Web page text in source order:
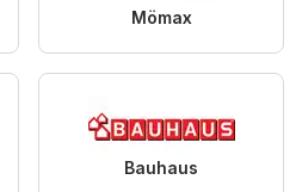
Mömax
Bauhaus